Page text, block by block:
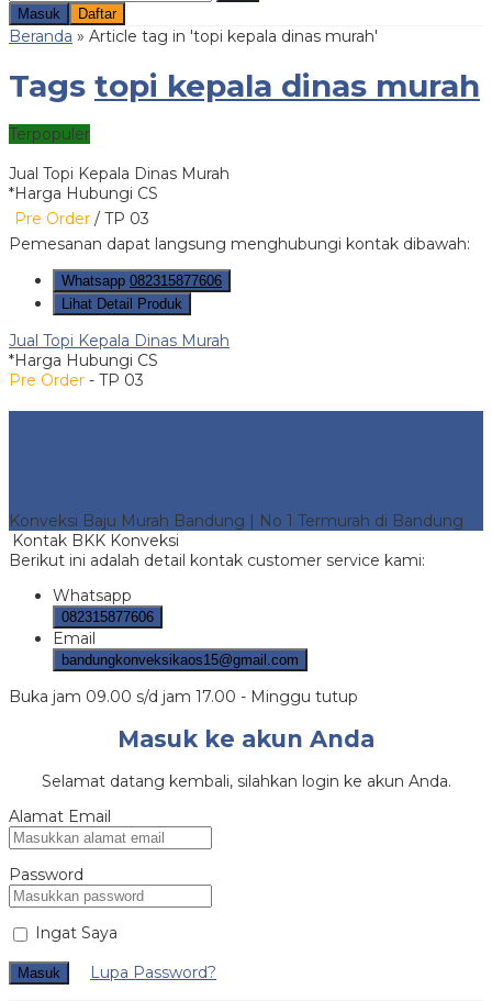
Masuk
Daftar
Beranda » Article tag in 'topi kepala dinas murah'
Tags topi kepala dinas murah
Terpopuler
Jual Topi Kepala Dinas Murah
*Harga Hubungi CS
Pre Order / TP 03
Pemesanan dapat langsung menghubungi kontak dibawah:
Whatsapp 082315877606
Lihat Detail Produk
Jual Topi Kepala Dinas Murah
*Harga Hubungi CS
Pre Order - TP 03
Konveksi Baju Murah Bandung | No 1 Termurah di Bandung
Kontak BKK Konveksi
Berikut ini adalah detail kontak customer service kami:
Whatsapp
082315877606
Email
bandungkonveksikaos15@gmail.com
Buka jam 09.00 s/d jam 17.00 - Minggu tutup
Masuk ke akun Anda
Selamat datang kembali, silahkan login ke akun Anda.
Alamat Email
Password
Ingat Saya
Masuk Lupa Password?